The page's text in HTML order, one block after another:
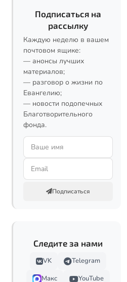
Подписаться на
рассылку
Каждую неделю в вашем
почтовом ящике:
— анонсы лучших
материалов;
— разговор о жизни по
Евангелию;
— новости подопечных
Благотворительного
фонда.
Подписаться
Следите за нами
VK
Telegram
Макс
YouTube